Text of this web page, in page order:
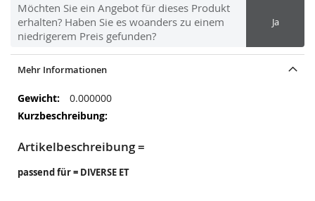
Möchten Sie ein Angebot für dieses Produkt
erhalten? Haben Sie es woanders zu einem
niedrigerem Preis gefunden?
Ja
Mehr Informationen
Mehr
Informationen
0.000000
Artikelbeschreibung =
passend für = DIVERSE ET